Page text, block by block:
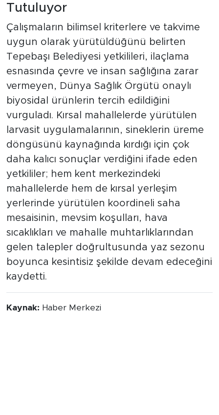
Tutuluyor
Çalışmaların bilimsel kriterlere ve takvime
uygun olarak yürütüldüğünü belirten
Tepebaşı Belediyesi yetkilileri, ilaçlama
esnasında çevre ve insan sağlığına zarar
vermeyen, Dünya Sağlık Örgütü onaylı
biyosidal ürünlerin tercih edildiğini
vurguladı. Kırsal mahallelerde yürütülen
larvasit uygulamalarının, sineklerin üreme
döngüsünü kaynağında kırdığı için çok
daha kalıcı sonuçlar verdiğini ifade eden
yetkililer; hem kent merkezindeki
mahallelerde hem de kırsal yerleşim
yerlerinde yürütülen koordineli saha
mesaisinin, mevsim koşulları, hava
sıcaklıkları ve mahalle muhtarlıklarından
gelen talepler doğrultusunda yaz sezonu
boyunca kesintisiz şekilde devam edeceğini
kaydetti.
Kaynak: Haber Merkezi